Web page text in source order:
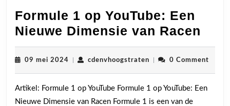
Formule 1 op YouTube: Een
Nieuwe Dimensie van Racen
1
op
Een
09 mei 2024 09
cdenvhoogstratencdenvhoogstraten
0 Comment
Artikel: Formule 1 op YouTube Formule 1 op YouTube: Een
Nieuwe Dimensie van Racen Formule 1 is een van de